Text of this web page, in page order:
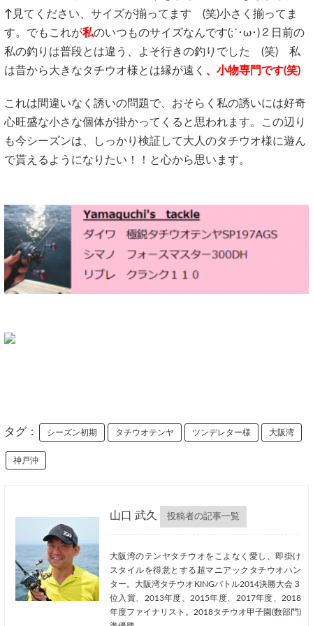
↑ 見てください、サイズが揃ってます (笑)小さく揃ってま
す。でもこれが私のいつものサイズなんです(;´･ω･)２日前の
私の釣りは普段とは違う、よそ行きの釣りでした (笑) 私
は昔から大きなタチウオ様とは縁が遠く 、小物専門です(笑)
これは間違いなく誘いの問題で、おそらく私の誘いには好奇
心旺盛な小さな個体が掛かってくると思われます。この辺り
も今シーズンは、しっかり検証して大人のタチウオ様に遊ん
で貰えるようになりたい！！と心から思います。
タグ： シーズン初期 タチウオテンヤ ツンデレター様 大阪湾
神戸沖
山口 武久 投稿者の記事一覧
大阪湾のテンヤタチウオをこよなく愛し、即掛け
スタイルを得意とする超マニアックタチウオハン
ター。大阪湾タチウオKINGバトル2014決勝大会３
位入賞、2013年度、2015年度、2017年度、2018
年度ファイナリスト。2018タチウオ甲子園(数部門)